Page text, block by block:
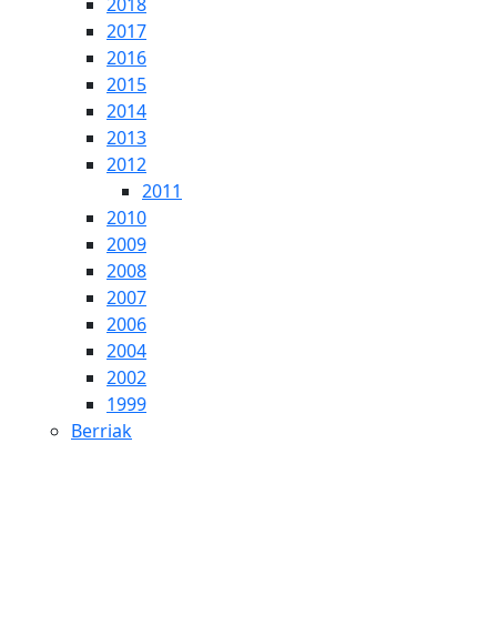
2017
2016
2015
2014
2013
2012
2011
2010
2009
2008
2007
2006
2004
2002
1999
Berriak